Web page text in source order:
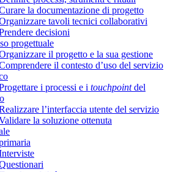
la documentazione di progetto
tavoli tecnici collaborativi
decisioni
progettuale
il progetto e la sua gestione
il contesto d’uso del servizio
i processi e i touchpointdel
l’interfaccia utente del servizio
la soluzione ottenuta